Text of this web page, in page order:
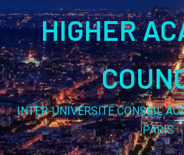
HIGHER
INTER-UNIVERSITÉ CONSEIL
PARIS